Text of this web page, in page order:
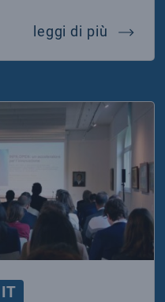
leggi di più